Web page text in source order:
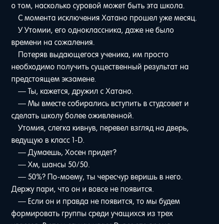
о том, насколько суровой может быть эта школа.
С момента исключения Хатано прошел уже месяц.
У Утомии, его одноклассника, даже не было
времени на сожаления.
Потеряв выдающегося ученика, им просто
необходимо получить существенный результат на
предстоящем экзамене.
— Ты, кажется, дружил с Хатано.
— Мы вместе собирались вступить в студсовет и
сделать школу более оживленной.
Утомия, слегка кивнув, перевел взгляд на дверь,
ведущую в класс 1-D.
— Думаешь, Хосен придет?
— Хм, шансы 50/50.
— 50%? По-моему, ты чересчур веришь в него.
Держу пари, что он и вовсе не появится.
— Если он и правда не появится, то мы будем
формировать группы среди учащихся из трех